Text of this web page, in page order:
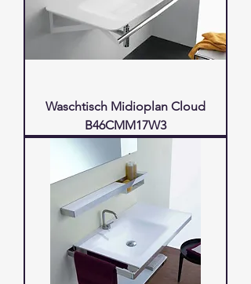
Waschtisch Midioplan Cloud
B46CMM17W3